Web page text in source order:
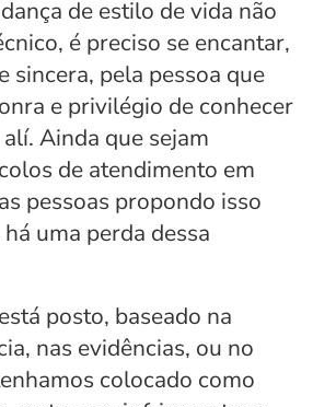
de estilo de vida não
é preciso se encantar,
sincera, pela pessoa que
e privilégio de conhecer
Ainda que sejam
de atendimento em
pessoas propondo isso
uma perda dessa
posto, baseado na
nas evidências, ou no
colocado como